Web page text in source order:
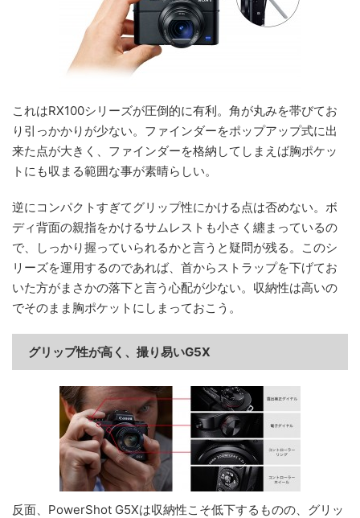
これはRX100シリーズが圧倒的に有利。角が丸みを帯びてお
り引っかかりが少ない。ファインダーをポップアップ式に出
来た点が大きく、ファインダーを格納してしまえば胸ポケッ
トにも収まる範囲な事が素晴らしい。
逆にコンパクトすぎてグリップ性にかける点は否めない。ボ
ディ背面の親指をかけるサムレストも小さく纏まっているの
で、しっかり握っていられるかと言うと疑問が残る。このシ
リーズを運用するのであれば、首からストラップを下げてお
いた方がまさかの落下と言う心配が少ない。収納性は高いの
でそのまま胸ポケットにしまっておこう。
グリップ性が高く、撮り易いG5X
反面、PowerShot G5Xは収納性こそ低下するものの、グリッ